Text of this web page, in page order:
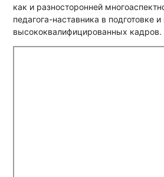
как и разносторонней
педагога-наставника в подготовке и
высококвалифицированных кадров.